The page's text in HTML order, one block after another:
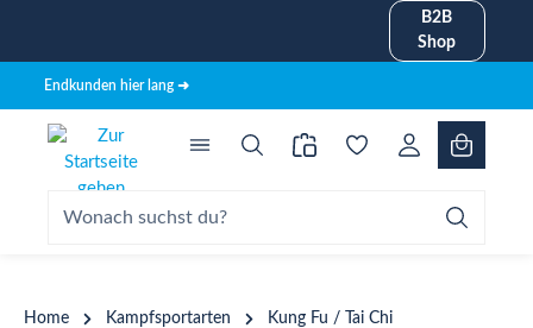
B2B
Shop
Endkunden hier lang ➜
Home Kampfsportarten Kung Fu / Tai Chi